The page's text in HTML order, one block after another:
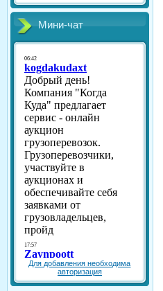
Мини-чат
Для добавления необходима
авторизация